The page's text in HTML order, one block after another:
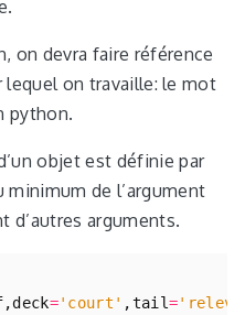
on devra faire référence
lequel on travaille: le mot
python.
objet est définie par
minimum de l’argument
d’autres arguments.
,deck='court' ,tail=